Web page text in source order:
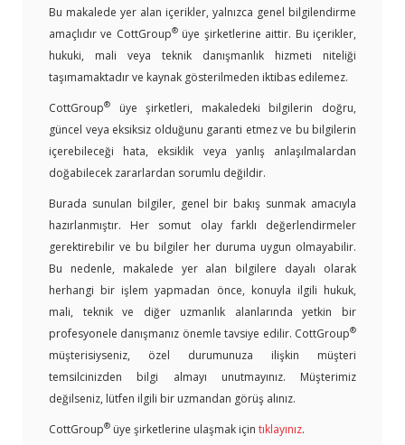
Bu makalede yer alan içerikler, yalnızca genel bilgilendirme
amaçlıdır ve CottGroup®üye şirketlerine aittir. Bu içerikler,
hukuki, mali veya teknik danışmanlık hizmeti niteliği
taşımamaktadır ve kaynak gösterilmeden iktibas edilemez.
CottGroup®
üye şirketleri, makaledeki bilgilerin doğru,
güncel veya eksiksiz olduğunu garanti etmez ve bu bilgilerin
içerebileceği hata, eksiklik veya yanlış anlaşılmalardan
doğabilecek zararlardan sorumlu değildir.
Burada sunulan bilgiler, genel bir bakış sunmak amacıyla
hazırlanmıştır. Her somut olay farklı değerlendirmeler
gerektirebilir ve bu bilgiler her duruma uygun olmayabilir.
Bu nedenle, makalede yer alan bilgilere dayalı olarak
herhangi bir işlem yapmadan önce, konuyla ilgili hukuk,
mali, teknik ve diğer uzmanlık alanlarında yetkin bir
profesyonele danışmanız önemle tavsiye edilir. CottGroup®
müşterisiyseniz, özel durumunuza ilişkin müşteri
temsilcinizden bilgi almayı unutmayınız. Müşterimiz
değilseniz, lütfen ilgili bir uzmandan görüş alınız.
CottGroup® üye şirketlerine ulaşmak için tıklayınız.